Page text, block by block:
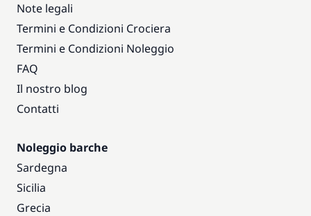
Note legali
Termini e Condizioni Crociera
Termini e Condizioni Noleggio
FAQ
Il nostro blog
Contatti
Noleggio barche
Sardegna
Sicilia
Grecia